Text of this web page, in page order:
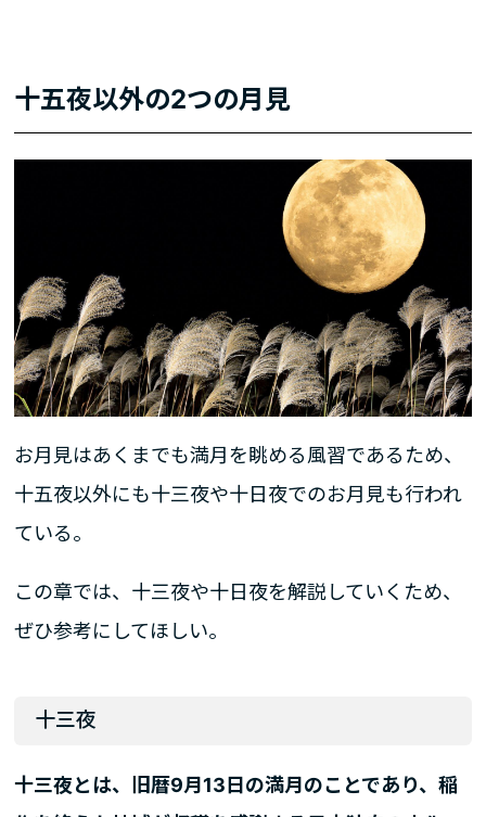
十五夜以外の2つの月見
お月見はあくまでも満月を眺める風習であるため、
十五夜以外にも十三夜や十日夜でのお月見も行われ
ている。
この章では、十三夜や十日夜を解説していくため、
ぜひ参考にしてほしい。
十三夜
十三夜とは、旧暦9月13日の満月のことであり、稲